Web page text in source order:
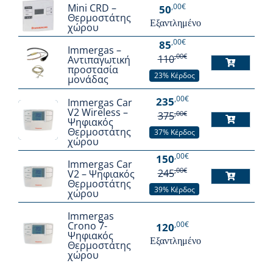
Mini CRD –
Θερμοστάτης
χώρου
50 ,00€
Εξαντλημένο
Immergas –
Αντιπαγωτική
προστασία
μονάδας
85 ,00€
110,00€
23% Κέρδος
Immergas Car
V2 Wireless –
Ψηφιακός
Θερμοστάτης
χώρου
235,00€
375,00€
37% Κέρδος
Immergas Car
V2 – Ψηφιακός
Θερμοστάτης
χώρου
150 ,00€
245,00€
39% Κέρδος
Immergas
Crono 7-
Ψηφιακός
Θερμοστάτης
χώρου
120 ,00€
Εξαντλημένο